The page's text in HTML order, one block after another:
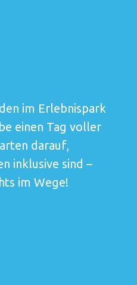
im Erlebnispark
einen Tag voller
darauf,
inklusive sind –
im Wege!